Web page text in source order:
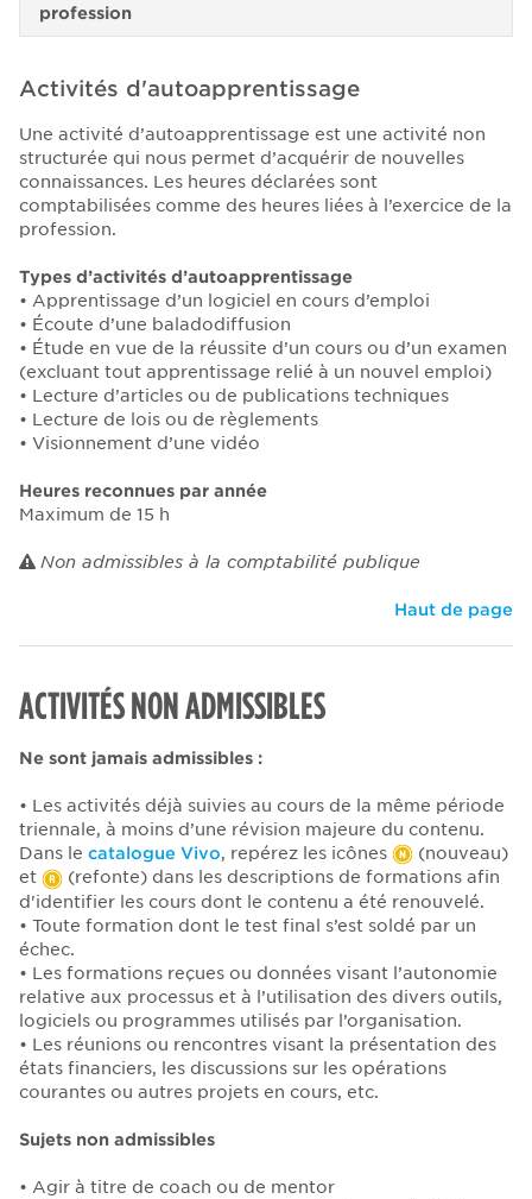
profession
Activités d'autoapprentissage
Une activité d’autoapprentissage est une activité non
structurée qui nous permet d’acquérir de nouvelles
connaissances. Les heures déclarées sont
comptabilisées comme des heures liées à l’exercice de la
profession.
Types d’activités d’autoapprentissage
• Apprentissage d’un logiciel en cours d’emploi
• Écoute d’une baladodiffusion
• Étude en vue de la réussite d’un cours ou d’un examen
(excluant tout apprentissage relié à un nouvel emploi)
• Lecture d’articles ou de publications techniques
• Lecture de lois ou de règlements
• Visionnement d’une vidéo
Heures reconnues par année
Maximum de 15 h
Non admissibles à la comptabilité publique
Haut de page
ACTIVITÉS NON ADMISSIBLES
Ne sont jamais admissibles :
• Les activités déjà suivies au cours de la même période
triennale, à moins d’une révision majeure du contenu.
Dans le catalogue Vivo, repérez les icônes
(nouveau)
et
(refonte) dans les descriptions de formations afin
d'identifier les cours dont le contenu a été renouvelé.
• Toute formation dont le test final s’est soldé par un
échec.
• Les formations reçues ou données visant l’autonomie
relative aux processus et à l’utilisation des divers outils,
logiciels ou programmes utilisés par l’organisation.
• Les réunions ou rencontres visant la présentation des
états financiers, les discussions sur les opérations
courantes ou autres projets en cours, etc.
Sujets non admissibles
• Agir à titre de coach ou de mentor